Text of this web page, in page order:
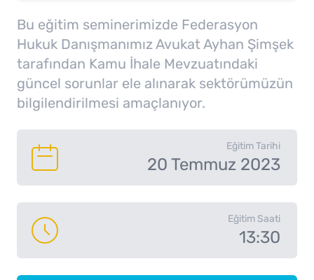
Bu eğitim seminerimizde Federasyon
Hukuk Danışmanımız Avukat Ayhan Şimşek
tarafından Kamu İhale Mevzuatındaki
güncel sorunlar ele alınarak sektörümüzün
bilgilendirilmesi amaçlanıyor.
Eğitim Tarihi
20 Temmuz 2023
Eğitim Saati
13:30